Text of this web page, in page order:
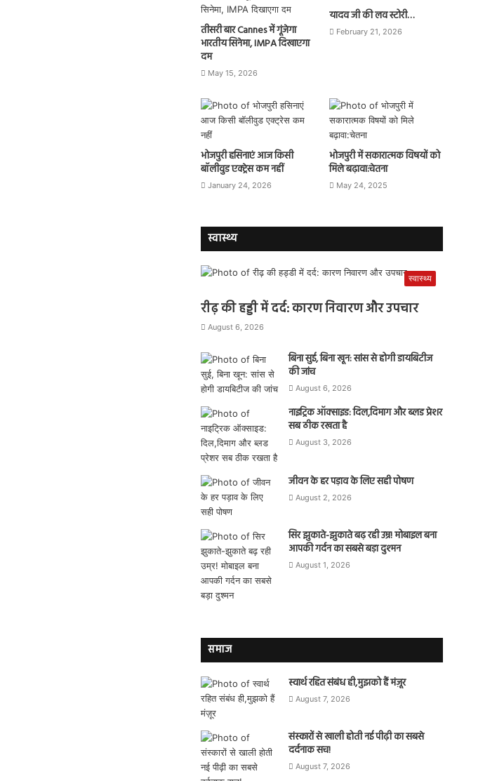
तीसरी बार Cannes में गूंजेगा
भारतीय सिनेमा, IMPA दिखाएगा
दम
May 15, 2026
यादव जी की लव स्टोरी…
February 21, 2026
भोजपुरी हसिनाएं आज किसी
बॉलीवुड एक्ट्रेस कम नहीं
January 24, 2026
भोजपुरी में सकारात्मक विषयों को
मिले बढ़ावा:चेतना
May 24, 2025
स्वास्थ्य
स्वास्थ्य
रीढ़ की हड्डी में दर्द: कारण निवारण और उपचार
August 6, 2026
बिना सुई, बिना खून: सांस से होगी डायबिटीज
की जांच
August 6, 2026
नाइट्रिक ऑक्साइड: दिल,दिमाग और ब्लड प्रेशर
सब ठीक रखता है
August 3, 2026
जीवन के हर पड़ाव के लिए सही पोषण
August 2, 2026
सिर झुकाते-झुकाते बढ़ रही उम्र! मोबाइल बना
आपकी गर्दन का सबसे बड़ा दुश्मन
August 1, 2026
समाज
स्वार्थ रहित संबंध ही,मुझको हैं मंज़ूर
August 7, 2026
संस्कारों से खाली होती नई पीढ़ी का सबसे
दर्दनाक सच!
August 7, 2026